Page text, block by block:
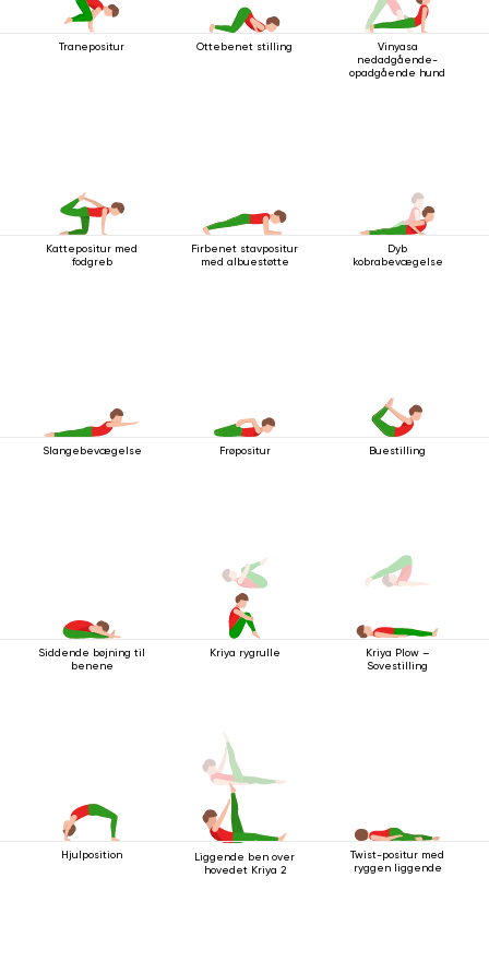
Tranepositur Ottebenet stilling
Vinyasa
nedadgående-
opadgående hund
Kattepositur med
fodgreb
Firbenet stavpositur
med albuestøtte
Dyb
kobrabevægelse
Slangebevægelse Frøpositur Buestilling
Siddende bøjning til
benene
Kriya rygrulle
Kriya Plow –
Sovestilling
Hjulposition
Liggende ben over
hovedet Kriya 2
Twist-positur med
ryggen liggende